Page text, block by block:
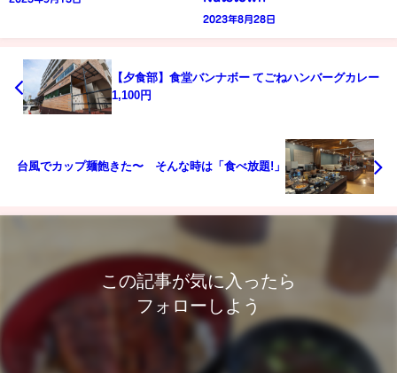
2023年8月28日
【夕食部】食堂バンナボー てごねハンバーグカレー
1,100円
台風でカップ麺飽きた〜 そんな時は「食べ放題!」
この記事が気に入ったら
フォローしよう